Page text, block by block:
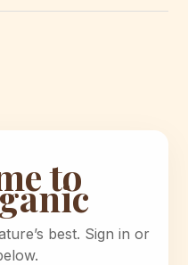
to
best. Sign in or